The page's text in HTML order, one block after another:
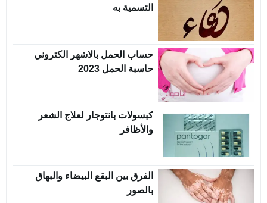
التسمية به
حساب الحمل بالاشهر الكتروني
حاسبة الحمل 2023
كبسولات بانتوجار لعلاج الشعر
والأظافر
الفرق بين البقع البيضاء والبهاق
بالصور